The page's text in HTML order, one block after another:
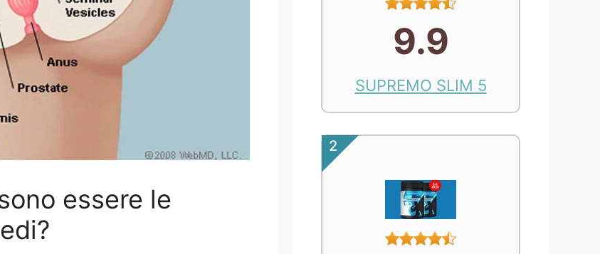
essere le
9.9
SUPREMO SLIM 5
2